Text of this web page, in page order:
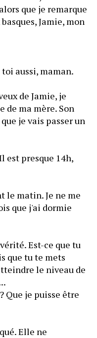
que je remarque
Jamie, mon
de Jamie, je
de ma mère. Son
je vais passer un
est presque 14h,
le matin. Je ne me
que j'ai dormie
Est-ce que tu
que tu te mets
le niveau de
Que je puisse être
Elle ne